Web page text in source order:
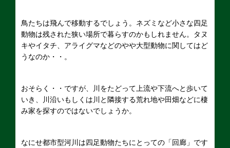
鳥たちは飛んで移動するでしょう。ネズミなど小さな四足
動物は残された狭い場所で暮らすのかもしれません。タヌ
キやイタチ、アライグマなどのやや大型動物に関してはど
うなのか・・。
おそらく・・ですが、川をたどって上流や下流へと歩いて
いき、川沿いもしくは川と隣接する荒れ地や田畑などに棲
み家を探すのではないでしょうか。
なにせ都市型河川は四足動物たちにとっての「回廊」です